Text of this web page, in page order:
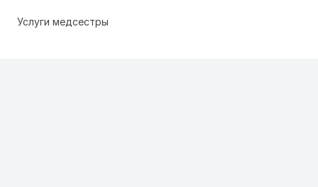
Услуги медсестры